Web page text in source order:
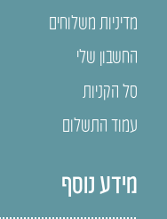
מדיניות משלוחים
החשבון שלי
סל הקניות
עמוד התשלום
מידע נוסף